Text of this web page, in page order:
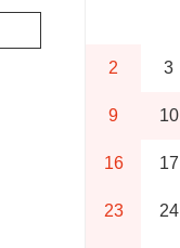
2 3
9 10
16 17
23 24